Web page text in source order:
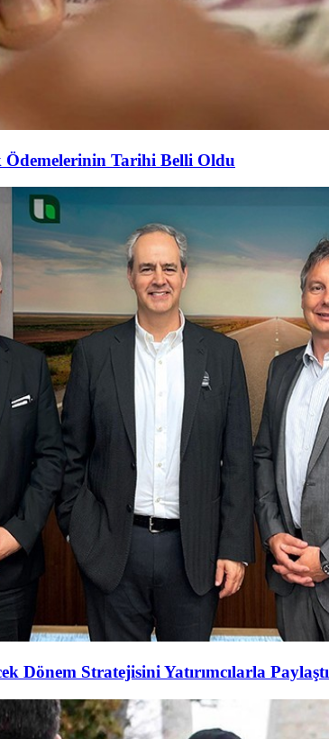
Ödemelerinin Tarihi Belli Oldu
Dönem Stratejisini Yatırımcılarla Paylaştı